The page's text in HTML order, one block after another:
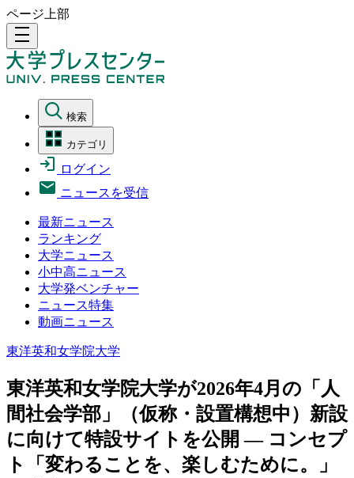
ページ上部
density_medium
検索
カテゴリ
ログイン
ニュースを受信
最新ニュース
ランキング
大学ニュース
小中高ニュース
大学発ベンチャー
ニュース特集
動画ニュース
東洋英和女学院大学
東洋英和女学院大学が2026年4月の「人
間社会学部」（仮称・設置構想中）新設
に向けて特設サイトを公開 ― コンセプ
ト「変わることを、楽しむために。」